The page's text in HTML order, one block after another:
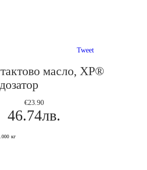
Tweet
масло, XP®
€23.90
46.74лв.
кг